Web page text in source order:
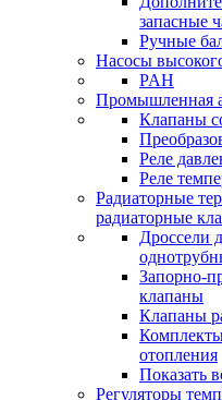
запасные
Ручные
Насосы
PAH
Промышленная
Клапаны
Реле
Реле
Радиаторные
радиаторные
Дроссели
Запорно-
клапаны
Клапаны
Комплекты
отопления
Показать
Регуляторы